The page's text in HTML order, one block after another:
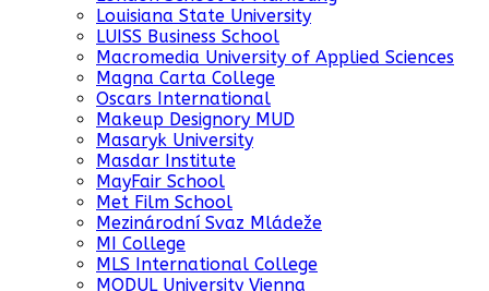
Louisiana State University
LUISS Business School
Macromedia University of Applied Sciences
Magna Carta College
Oscars International
Makeup Designory MUD
Masaryk University
Masdar Institute
MayFair School
Met Film School
Mezinárodní Svaz Mládeže
MI College
MLS International College
MODUL University Vienna